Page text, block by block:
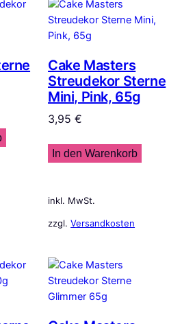
Cake Masters
Streudekor Sterne
Mini, Pink, 65g
3,95€
In den Warenkorb
inkl. MwSt.
zzgl.Versandkosten